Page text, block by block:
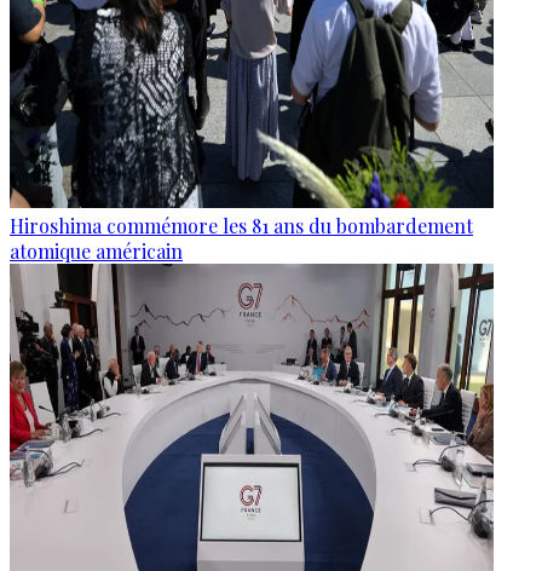
Hiroshima commémore les 81 ans du bombardement
atomique américain